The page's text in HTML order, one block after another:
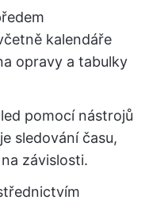
kalendáře
opravy a tabulky
pomocí nástrojů
sledování času,
závislosti.